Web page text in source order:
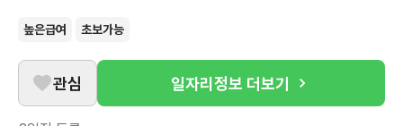
높은급여 초보가능
관심 일자리정보 더보기